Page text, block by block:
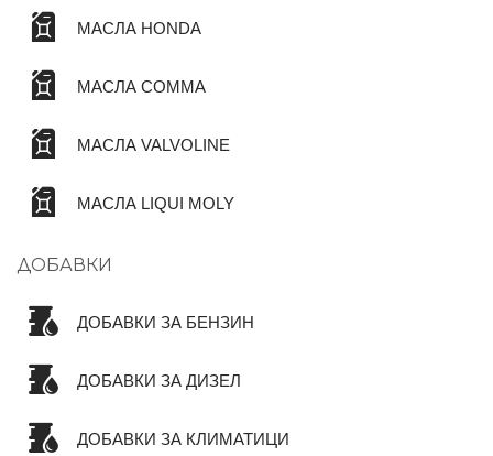
МАСЛА HONDA
МАСЛА COMMA
МАСЛА VALVOLINE
МАСЛА LIQUI MOLY
ДОБАВКИ
ДОБАВКИ ЗА БЕНЗИН
ДОБАВКИ ЗА ДИЗЕЛ
ДОБАВКИ ЗА КЛИМАТИЦИ